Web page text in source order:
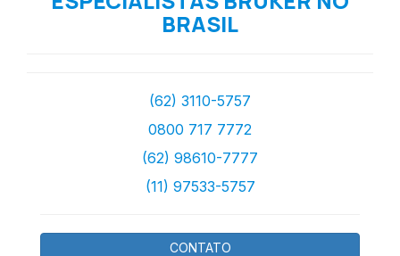
BRASIL
(62) 3110-5757
0800 717 7772
(62) 98610-7777
(11) 97533-5757
CONTATO